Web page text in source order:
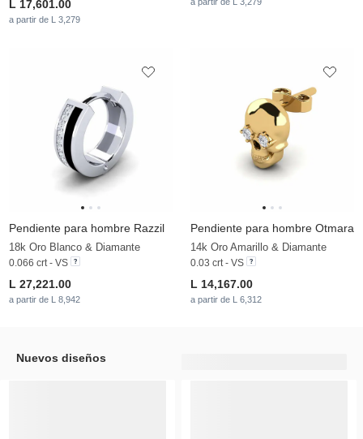
L 17,601.00
a partir de L 3,279
Pendiente para hombre Razzil
18k Oro Blanco & Diamante
0.066 crt - VS
L 27,221.00
a partir de L 8,942
Pendiente para hombre Otmara
14k Oro Amarillo & Diamante
0.03 crt - VS
L 14,167.00
a partir de L 6,312
Nuevos diseños